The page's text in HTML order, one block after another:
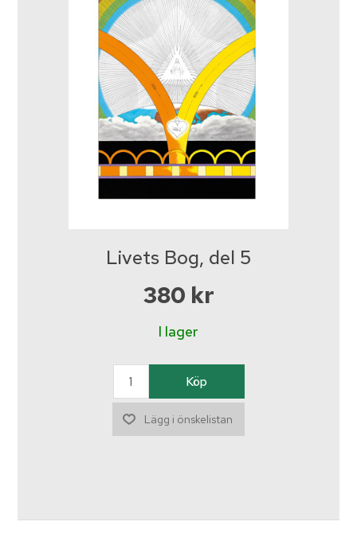
Livets Bog, del 5
380 kr
I lager